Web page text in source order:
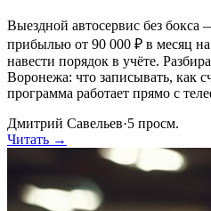
Выездной автосервис без бокса
прибылью от 90 000 ₽ в месяц
навести порядок в учёте.
Воронежа: что записывать, как
программа работает прямо с
Дмитрий Савельев·5 просм.
Читать →